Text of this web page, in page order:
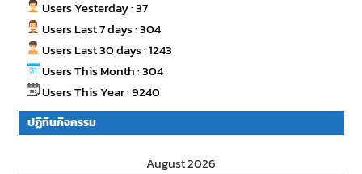
Users Yesterday : 37
Users Last 7 days : 304
Users Last 30 days : 1243
Users This Month : 304
Users This Year : 9240
ปฏิทินกิจกรรม
August 2026